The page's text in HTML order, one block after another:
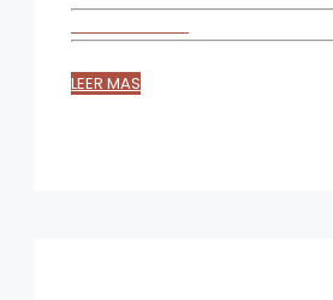
LEER MAS